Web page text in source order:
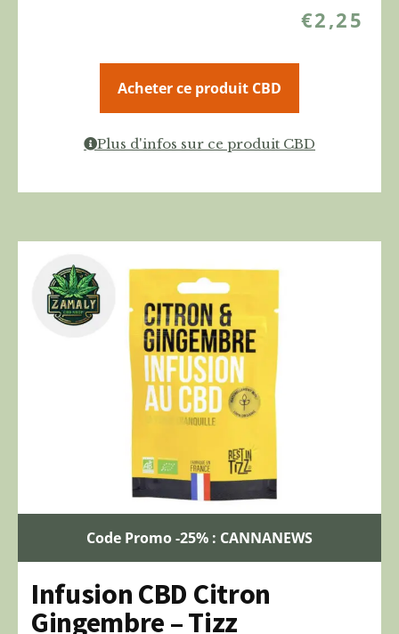
€2,25
Acheter ce produit CBD
Plus d'infos sur ce produit CBD
Code Promo -25% : CANNANEWS
Infusion CBD Citron
Gingembre – Tizz